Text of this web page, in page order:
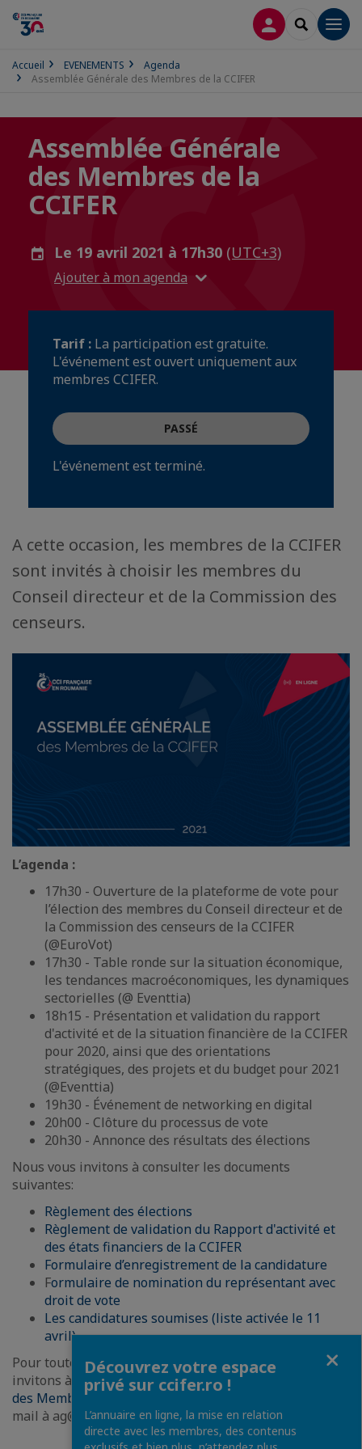
CONNEXION
Accueil EVENEMENTS
Agenda
Assemblée Générale des Membres de la CCIFER
Assemblée Générale
des Membres de la
CCIFER
Le 19 avril 2021 à 17h30 (UTC+3)
Ajouter à mon agenda
Tarif : La participation est gratuite.
L'événement est ouvert uniquement aux
membres CCIFER.
PASSÉ
L'événement est terminé.
A cette occasion, les membres de la CCIFER
sont invités à choisir les membres du
Conseil directeur et de la Commission des
censeurs.
L’agenda :
17h30 - Ouverture de la plateforme de vote pour
l’élection des membres du Conseil directeur et de
la Commission des censeurs de la CCIFER
(@EuroVot)
17h30 - Table ronde sur la situation économique,
les tendances macroéconomiques, les dynamiques
sectorielles (@ Eventtia)
18h15 - Présentation et validation du rapport
d'activité et de la situation financière de la CCIFER
pour 2020, ainsi que des orientations
stratégiques, des projets et du budget pour 2021
(@Eventtia)
19h30 - Événement de networking en digital
20h00 - Clôture du processus de vote
20h30 - Annonce des résultats des élections
Nous vous invitons à consulter les documents
suivantes:
Règlement des élections
Règlement de validation du Rapport d'activité et
des états financiers de la CCIFER
Formulaire d’enregistrement de la candidature
Formulaire de nomination du représentant avec
droit de vote
Les candidatures soumises (liste activée le 11
avril)
Pour toute information complémentaire, nous vous
invitons à consulter la page del'Assemblée Générale
des Membres
mail à ag@ccifer.ro
Découvrez votre espace
privé sur ccifer.ro !
L’annuaire en ligne, la mise en relation
directe avec les membres, des contenus